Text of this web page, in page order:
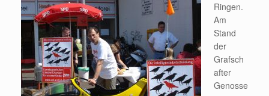
Ringen.
Am
Stand
der
Grafsch
after
Genosse